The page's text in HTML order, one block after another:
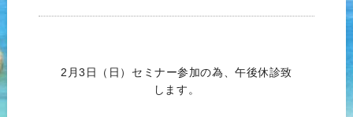
2月3日（日）セミナー参加の為、午後休診致
します。